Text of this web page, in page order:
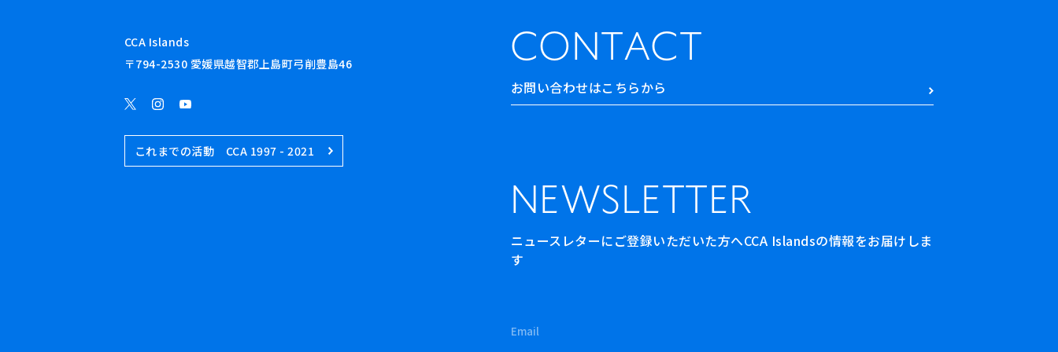
CONTACT
お問い合わせはこちらから
NEWSLETTER
ニュースレターにご登録いただいた方へCCA Islandsの情報をお届けしま
す
CCA Islands
〒794-2530 愛媛県越智郡上島町弓削豊島46
これまでの活動 CCA 1997 - 2021